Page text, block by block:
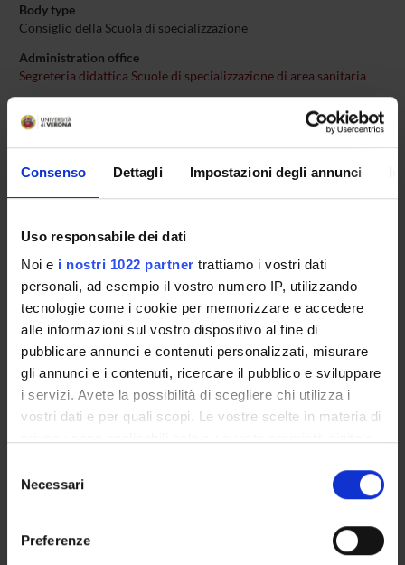
Consenso Dettagli Impostazioni degli annunci
Uso responsabile dei dati
Noi e i nostri 1022 partner trattiamo i vostri dati
personali, ad esempio il vostro numero IP, utilizzando
tecnologie come i cookie per memorizzare e accedere
alle informazioni sul vostro dispositivo al fine di
pubblicare annunci e contenuti personalizzati, misurare
gli annunci e i contenuti, ricercare il pubblico e sviluppare
i servizi. Avete la possibilità di scegliere chi utilizza i
vostri dati e per quali scopi. Le vostre scelte in materia di
modificare o revocare il proprio consenso in qualsiasi
momento dalla Dichiarazione sui cookie o facendo clic
delNecessari
Preferenze
Body type
Consiglio della Scuola di specializzazione
Administration office
Segreteria didattica Scuole di specializzazione di area sanitaria
Medicine and Surgery
Tasks
della Scuola.
In particolare:
Elegge, ogni 3 anni accademici, il Direttore della Scuola
Approva, annualmente, la composizione del corpo
docente e i piani didattici
Approva la collocazione dei Medici in Formazione in
strutture extra rete formativa
Il Consiglio è composto dal corpo docente della Scuola e da una
rappresentanza degli specializzandi pari al 10% degli iscritti alla
ogni anni di corso e non superando il massimo di 10